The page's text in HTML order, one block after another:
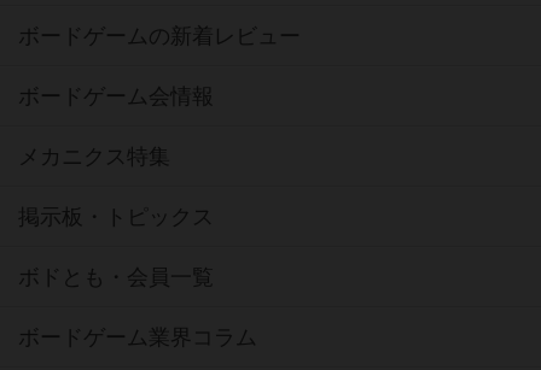
ボードゲームの新着レビュー
ボードゲーム会情報
メカニクス特集
掲示板・トピックス
ボドとも・会員一覧
ボードゲーム業界コラム